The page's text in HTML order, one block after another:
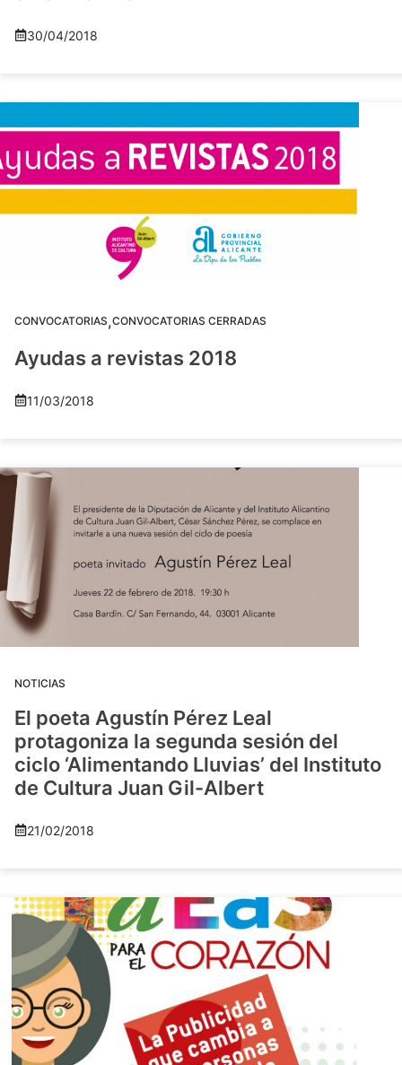
30/04/2018
CONVOCATORIAS,CONVOCATORIAS CERRADAS
Ayudas a revistas 2018
11/03/2018
NOTICIAS
El poeta Agustín Pérez Leal
protagoniza la segunda sesión del
ciclo ‘Alimentando Lluvias’ del Instituto
de Cultura Juan Gil-Albert
21/02/2018